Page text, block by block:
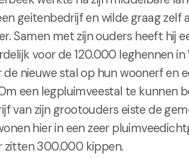
geitenbedrijf en wilde graag zelf
Samen met zijn ouders heeft hij
voor de 120.000 leghennen
de nieuwe stal op hun woonerf en
een legpluimveestal te kunnen
van zijn grootouders eiste de
hier in een zeer
zitten 300.000 kippen.